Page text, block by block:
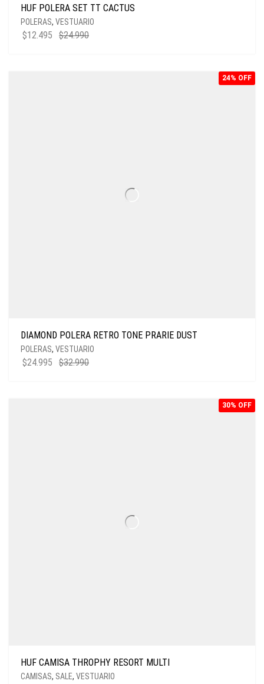
HUF POLERA SET TT CACTUS
POLERAS, VESTUARIO
$24.990
$12.495
24% OFF
DIAMOND POLERA RETRO TONE PRARIE DUST
POLERAS, VESTUARIO
$32.990
$24.995
30% OFF
HUF CAMISA THROPHY RESORT MULTI
CAMISAS, SALE, VESTUARIO